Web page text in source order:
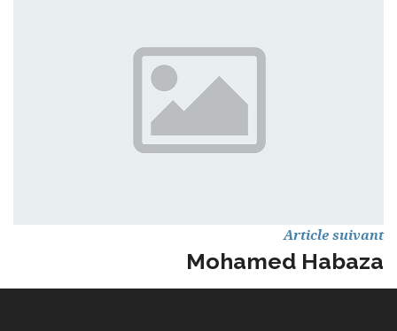
Article suivant
Mohamed Habaza